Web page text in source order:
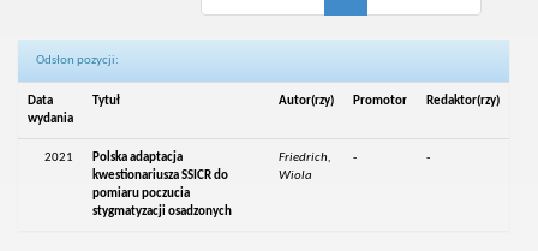
Odsłon pozycji:
Data
wydania
Tytuł Autor(rzy) Promotor Redaktor(rzy)
2021
Polska adaptacja
kwestionariusza SSICR do
pomiaru poczucia
stygmatyzacji osadzonych
Friedrich,
Wiola
- -